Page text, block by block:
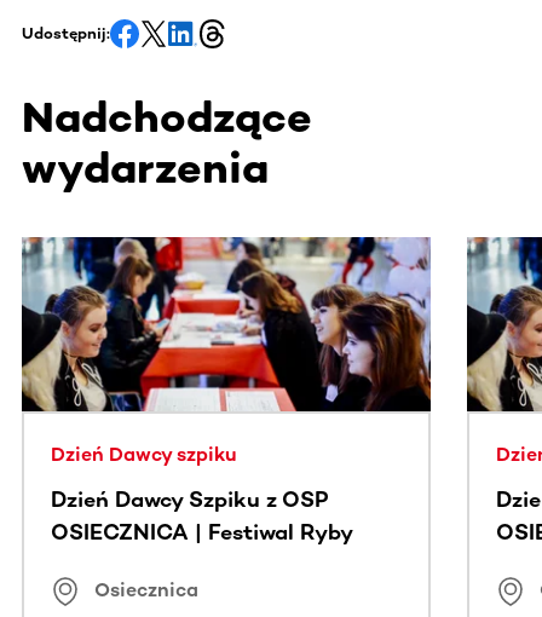
Udostępnij:
Nadchodzące
wydarzenia
Ta sekcja zawiera treści przewijane w poziomie. Użyj
Dzień Dawcy szpiku
Dzień Dawcy Szpiku z OSP
OSIECZNICA | Festiwal Ryby
Osiecznica